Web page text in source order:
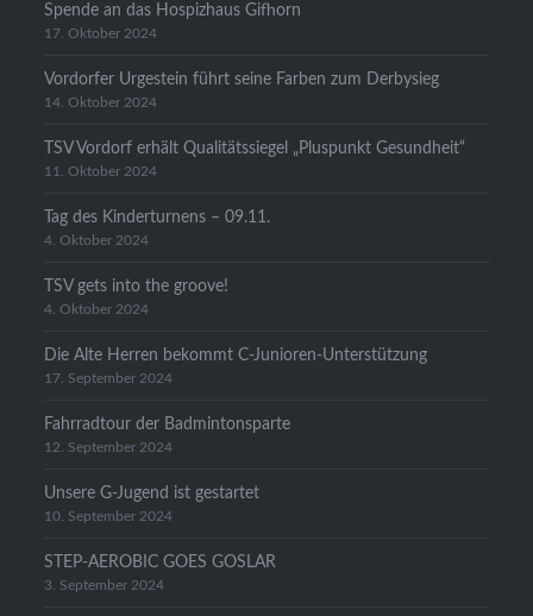
Spende an das Hospizhaus Gifhorn
17. Oktober 2024
Vordorfer Urgestein führt seine Farben zum Derbysieg
14. Oktober 2024
TSV Vordorf erhält Qualitätssiegel „Pluspunkt Gesundheit“
11. Oktober 2024
Tag des Kinderturnens – 09.11.
4. Oktober 2024
TSV gets into the groove!
4. Oktober 2024
Die Alte Herren bekommt C-Junioren-Unterstützung
17. September 2024
Fahrradtour der Badmintonsparte
12. September 2024
Unsere G-Jugend ist gestartet
10. September 2024
STEP-AEROBIC GOES GOSLAR
3. September 2024